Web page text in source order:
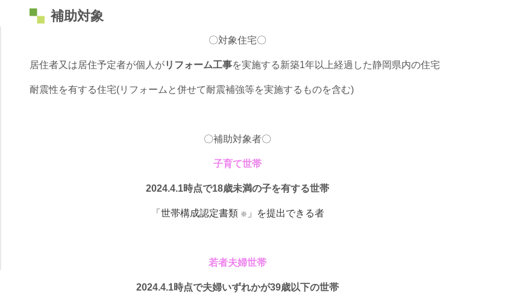
補助対象
〇対象住宅〇
居住者又は居住予定者が個人がリフォーム工事を実施する新築1年以上経過した静岡県内の住宅
耐震性を有する住宅(リフォームと併せて耐震補強等を実施するものを含む)
〇補助対象者〇
子育て世帯
2024.4.1時点で18歳未満の子を有する世帯
「世帯構成認定書類 ※ 」を提出できる者
若者夫婦世帯
2024.4.1時点で夫婦いずれかが39歳以下の世帯